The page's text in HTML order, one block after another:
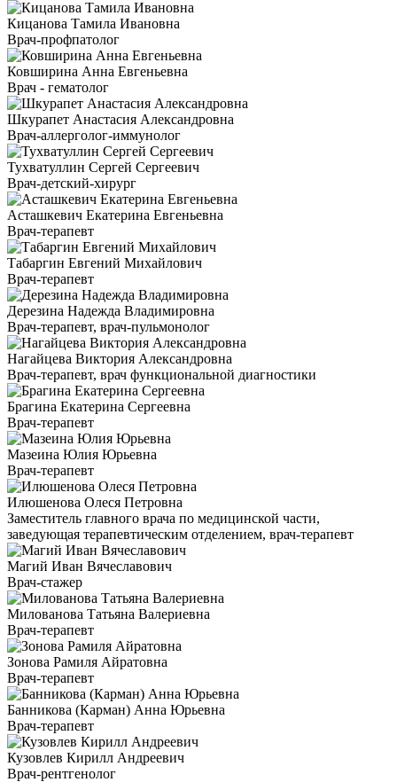
Кицанова Тамила Ивановна
Врач-профпатолог
Ковширина Анна Евгеньевна
Врач - гематолог
Шкурапет Анастасия Александровна
Врач-аллерголог-иммунолог
Тухватуллин Сергей Сергеевич
Врач-детский-хирург
Асташкевич Екатерина Евгеньевна
Врач-терапевт
Табаргин Евгений Михайлович
Врач-терапевт
Дерезина Надежда Владимировна
Врач-терапевт, врач-пульмонолог
Нагайцева Виктория Александровна
Врач-терапевт, врач функциональной диагностики
Брагина Екатерина Сергеевна
Врач-терапевт
Мазеина Юлия Юрьевна
Врач-терапевт
Илюшенова Олеся Петровна
Заместитель главного врача по медицинской части,
заведующая терапевтическим отделением, врач-терапевт
Магий Иван Вячеславович
Врач-стажер
Милованова Татьяна Валериевна
Врач-терапевт
Зонова Рамиля Айратовна
Врач-терапевт
Банникова (Карман) Анна Юрьевна
Врач-терапевт
Кузовлев Кирилл Андреевич
Врач-рентгенолог